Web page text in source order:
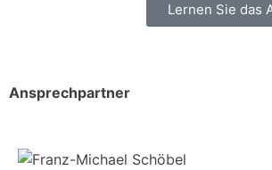
Lernen Sie das
Ansprechpartner